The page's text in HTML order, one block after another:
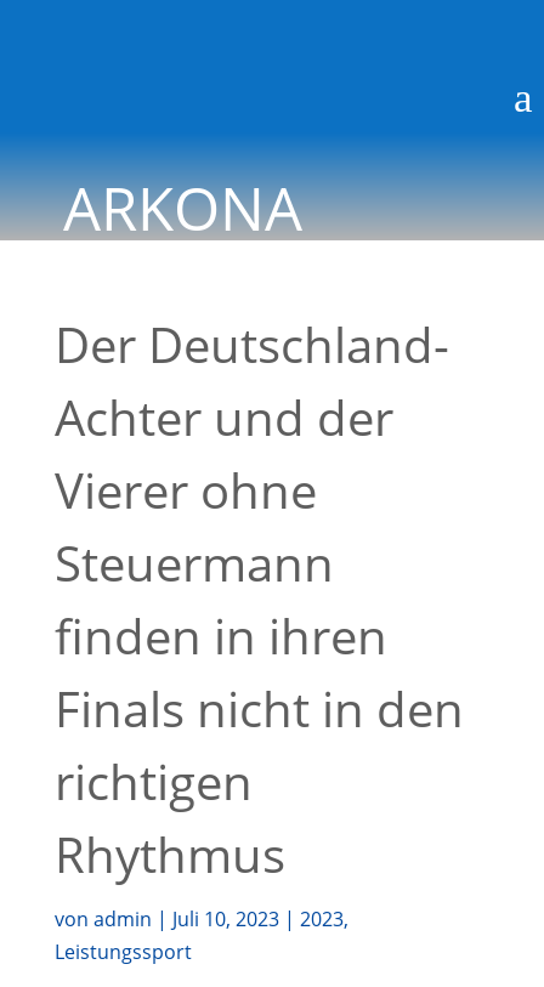
a
ARKONA
Der Deutschland-
Achter und der
Vierer ohne
Steuermann
finden in ihren
Finals nicht in den
richtigen
Rhythmus
von admin | Juli 10, 2023| 2023,
Leistungssport